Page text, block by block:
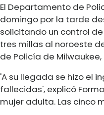
El Departamento de
domingo por la tarde
solicitando un control
tres millas al noroeste
de Policía de Milwaukee,
'A su llegada se hizo el
fallecidas', explicó
mujer adulta. Las cinco